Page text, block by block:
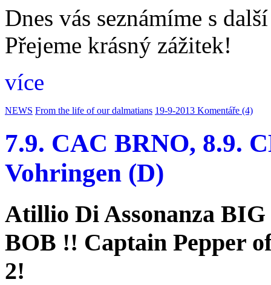
Dnes vás seznámíme s
Přejeme krásný zážitek!
více
NEWS From the life of our dalmatians 19-9-2013 Komentáře (4)
7.9. CAC BRNO, 8.9.
Vohringen (D)
Atillio Di Assonanza
BOB !! Captain Pepper
2!